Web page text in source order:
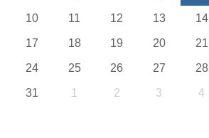
10 11 12 13 14
17 18 19 20 21
24 25 26 27 28
31 1 2 3 4